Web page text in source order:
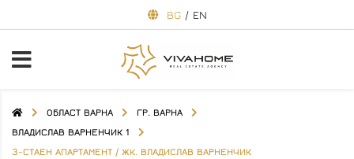
BG / EN
ОБЛАСТ ВАРНА
ГР. ВАРНА
ВЛАДИСЛАВ ВАРНЕНЧИК 1
3-СТАЕН АПАРТАМЕНТ / ЖК. ВЛАДИСЛАВ ВАРНЕНЧИК